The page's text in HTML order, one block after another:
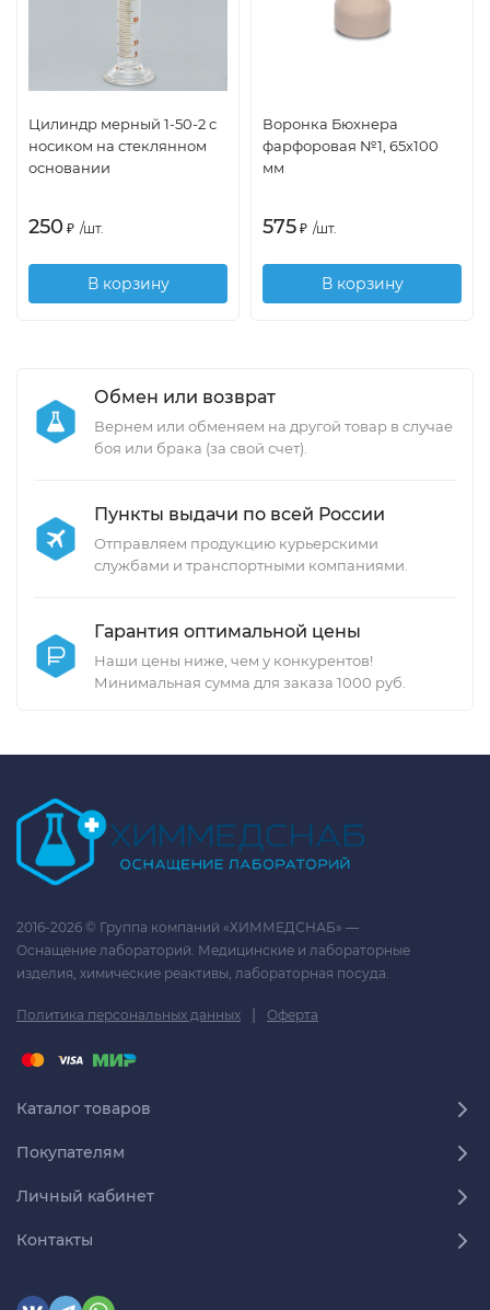
Цилиндр мерный 1-50-2 с
носиком на стеклянном
основании
250 ₽ /шт.
В корзину
Воронка Бюхнера
фарфоровая №1, 65х100
мм
575 ₽ /шт.
В корзину
Обмен или возврат
Вернем или обменяем на другой товар в случае
боя или брака (за свой счет).
Пункты выдачи по всей России
Отправляем продукцию курьерскими
службами и транспортными компаниями.
Гарантия оптимальной цены
Наши цены ниже, чем у конкурентов!
Минимальная сумма для заказа 1000 руб.
2016-2026 © Группа компаний «ХИММЕДСНАБ» —
Оснащение лабораторий. Медицинские и лабораторные
изделия, химические реактивы, лабораторная посуда.
Политика персональных данных | Оферта
Каталог товаров
Покупателям
Личный кабинет
Контакты